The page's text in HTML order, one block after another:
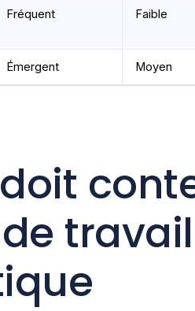
Fréquent Faible
Émergent Moyen
travail